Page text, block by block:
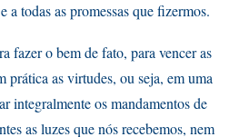
a todas as promessas que fizermos.
fazer o bem de fato, para vencer as
prática as virtudes, ou seja, em uma
integralmente os mandamentos de
as luzes que nós recebemos, nem